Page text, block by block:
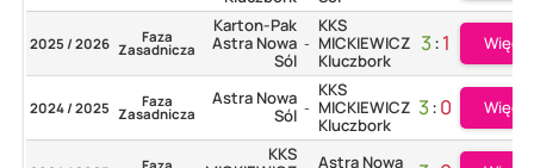
2025 / 2026 Faza
Zasadnicza
Karton-Pak
Astra Nowa
Sól
-
KKS
MICKIEWICZ
Kluczbork
3:1 Więcej
2024 / 2025 Faza
Zasadnicza
Astra Nowa
Sól -
KKS
MICKIEWICZ
Kluczbork
3:0 Więcej
KKS
Astra Nowa